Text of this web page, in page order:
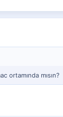
ortamında mısın?